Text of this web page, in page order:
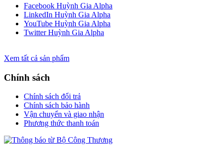
Facebook Huỳnh Gia Alpha
LinkedIn Huỳnh Gia Alpha
YouTube Huỳnh Gia Alpha
Twitter Huỳnh Gia Alpha
Xem tất cả sản phẩm
Chính sách
Chính sách đổi trả
Chính sách bảo hành
Vận chuyển và giao nhận
Phương thức thanh toán